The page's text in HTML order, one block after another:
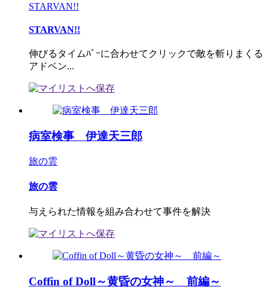
STARVAN!!
STARVAN!!
伸びるタイムﾊﾞｰに合わせてクリックで敵を斬りまくる
アドベン...
病室検事 伊達天三郎
旅の雲
旅の雲
与えられた情報を組み合わせて事件を解決
Coffin of Doll～黄昏の女神～ 前編～